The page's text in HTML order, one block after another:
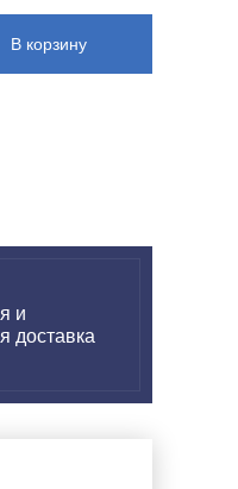
В корзину
и
доставка